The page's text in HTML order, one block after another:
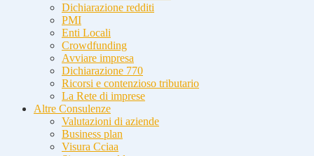
Dichiarazione redditi
PMI
Enti Locali
Crowdfunding
Avviare impresa
Dichiarazione 770
Ricorsi e contenzioso tributario
La Rete di imprese
Altre Consulenze
Valutazioni di aziende
Business plan
Visura Cciaa